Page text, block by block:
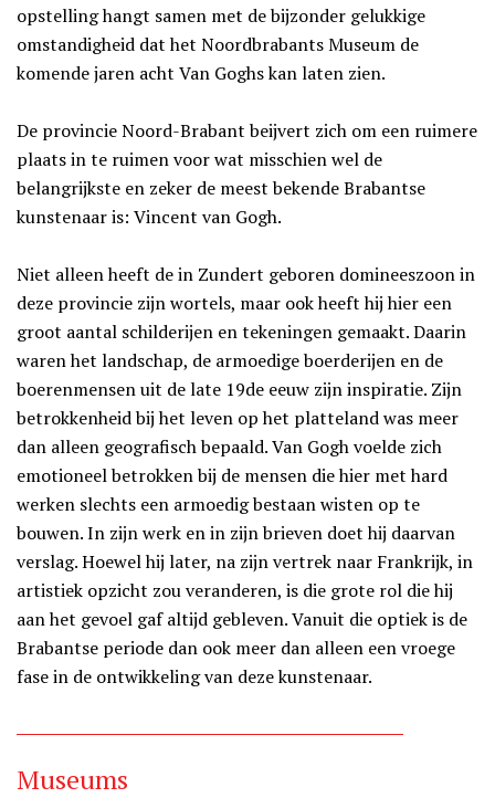
opstelling hangt samen met de bijzonder gelukkige
omstandigheid dat het Noordbrabants Museum de
komende jaren acht Van Goghs kan laten zien.
De provincie Noord-Brabant beijvert zich om een ruimere
plaats in te ruimen voor wat misschien wel de
belangrijkste en zeker de meest bekende Brabantse
kunstenaar is: Vincent van Gogh.
Niet alleen heeft de in Zundert geboren domineeszoon in
deze provincie zijn wortels, maar ook heeft hij hier een
groot aantal schilderijen en tekeningen gemaakt. Daarin
waren het landschap, de armoedige boerderijen en de
boerenmensen uit de late 19de eeuw zijn inspiratie. Zijn
betrokkenheid bij het leven op het platteland was meer
dan alleen geografisch bepaald. Van Gogh voelde zich
emotioneel betrokken bij de mensen die hier met hard
werken slechts een armoedig bestaan wisten op te
bouwen. In zijn werk en in zijn brieven doet hij daarvan
verslag. Hoewel hij later, na zijn vertrek naar Frankrijk, in
artistiek opzicht zou veranderen, is die grote rol die hij
aan het gevoel gaf altijd gebleven. Vanuit die optiek is de
Brabantse periode dan ook meer dan alleen een vroege
fase in de ontwikkeling van deze kunstenaar.
Museums